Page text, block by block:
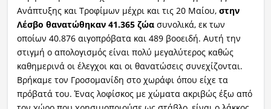
Ανάπτυξης και Τροφίμων μέχρι και τις 20 Μαίου, στην
Λέσβο θανατώθηκαν 41.365 ζώασυνολικά, εκ των
οποίων 40.876 αιγοπρόβατα και 489 βοοειδή. Αυτή την
στιγμή ο απολογισμός είναι πολύ μεγαλύτερος καθώς
καθημερινά οι έλεγχοι και οι θανατώσεις συνεχίζονται.
Βρήκαμε τον Γροσομανίδη στο χωράφι όπου είχε τα
πρόβατά του. Ένας λοφίσκος με χώματα ακριβώς έξω από